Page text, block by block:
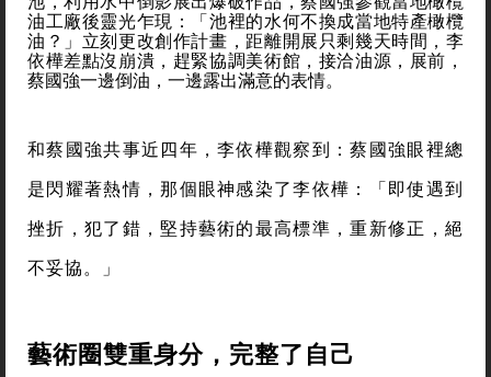
油工廠後靈光乍現：「池裡的水何不換成當地特產橄欖
油？」立刻更改創作計畫，距離開展只剩幾天時間，李
依樺差點沒崩潰，趕緊協調美術館，接洽油源，展前，
蔡國強一邊倒油，一邊露出滿意的表情。
和蔡國強共事近四年，李依樺觀察到：蔡國強眼裡總
是閃耀著熱情，那個眼神感染了李依樺：「即使遇到
挫折，犯了錯，堅持藝術的最高標準，重新修正，絕
不妥協。」
藝術圈雙重身分，完整了自己